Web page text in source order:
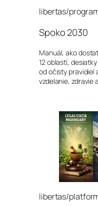
libertas/
Spoko 2030
Manuál, ako
12 oblastí,
od očisty pravidiel
vzdelanie, zdravie
libertas/